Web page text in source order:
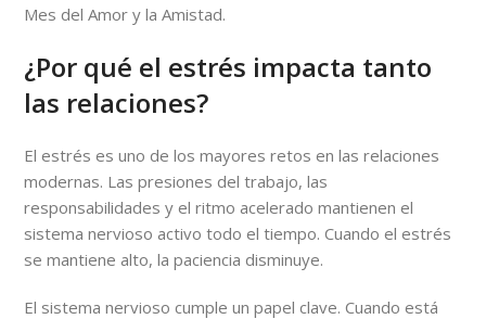
Mes del Amor y la Amistad.
¿Por qué el estrés impacta tanto
las relaciones?
El estrés es uno de los mayores retos en las relaciones
modernas. Las presiones del trabajo, las
responsabilidades y el ritmo acelerado mantienen el
sistema nervioso activo todo el tiempo. Cuando el estrés
se mantiene alto, la paciencia disminuye.
El sistema nervioso cumple un papel clave. Cuando está